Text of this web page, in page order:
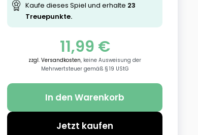
Kaufe dieses Spiel und erhalte 23
Treuepunkte.
11,99 €
zzgl. Versandkosten, keine Ausweisung der
Mehrwertsteuer gemäß § 19 UStG
In den Warenkorb
Jetzt kaufen